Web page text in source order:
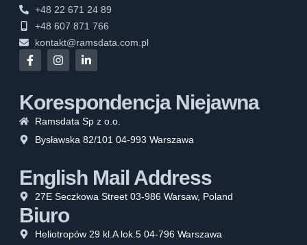
+48 22 671 24 89
+48 607 871 766
kontakt@ramsdata.com.pl
Korespondencja Niejawna
Ramsdata Sp z o.o.
Bysławska 82/101 04-993 Warszawa
English Mail Address
27E Seczkowa Street 03-986 Warsaw, Poland
Biuro
Heliotropów 29 kl.A lok.5 04-796 Warszawa